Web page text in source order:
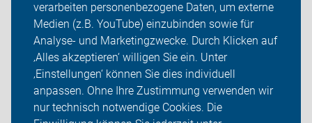
verarbeiten personenbezogene Daten, um externe
Medien (z.B. YouTube) einzubinden sowie für
Analyse- und Marketingzwecke. Durch Klicken auf
‚Alles akzeptieren‘ willigen Sie ein. Unter
‚Einstellungen‘ können Sie dies individuell
anpassen. Ohne Ihre Zustimmung verwenden wir
nur technisch notwendige Cookies. Die
ADFC Rheinland-Pfalz
Sei dabei
Presse
Login